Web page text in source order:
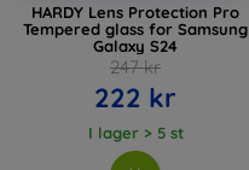
HARDY Lens Protection Pro
Tempered glass for Samsung
Galaxy S24
247 kr
222 kr
I lager > 5 st